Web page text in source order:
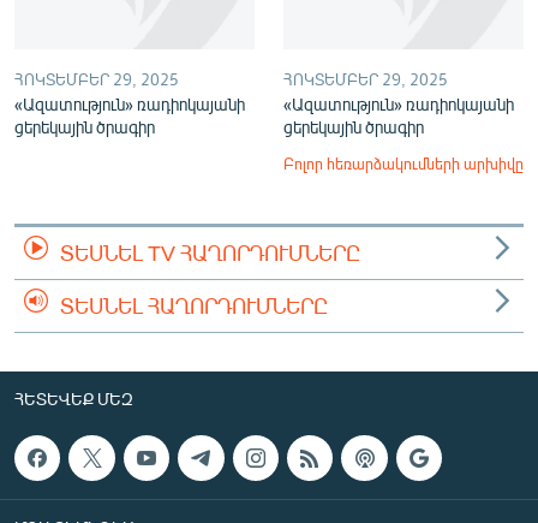
ՀՈԿՏԵՄԲԵՐ 29, 2025
«Ազատություն» ռադիոկայանի
ցերեկային ծրագիր
ՀՈԿՏԵՄԲԵՐ 29, 2025
«Ազատություն» ռադիոկայանի
ցերեկային ծրագիր
Բոլոր հեռարձակումների արխիվը
ՏԵՍՆԵԼ TV ՀԱՂՈՐԴՈՒՄՆԵՐԸ
ՏԵՍՆԵԼ ՀԱՂՈՐԴՈՒՄՆԵՐԸ
ՀԵՏԵՎԵՔ ՄԵԶ